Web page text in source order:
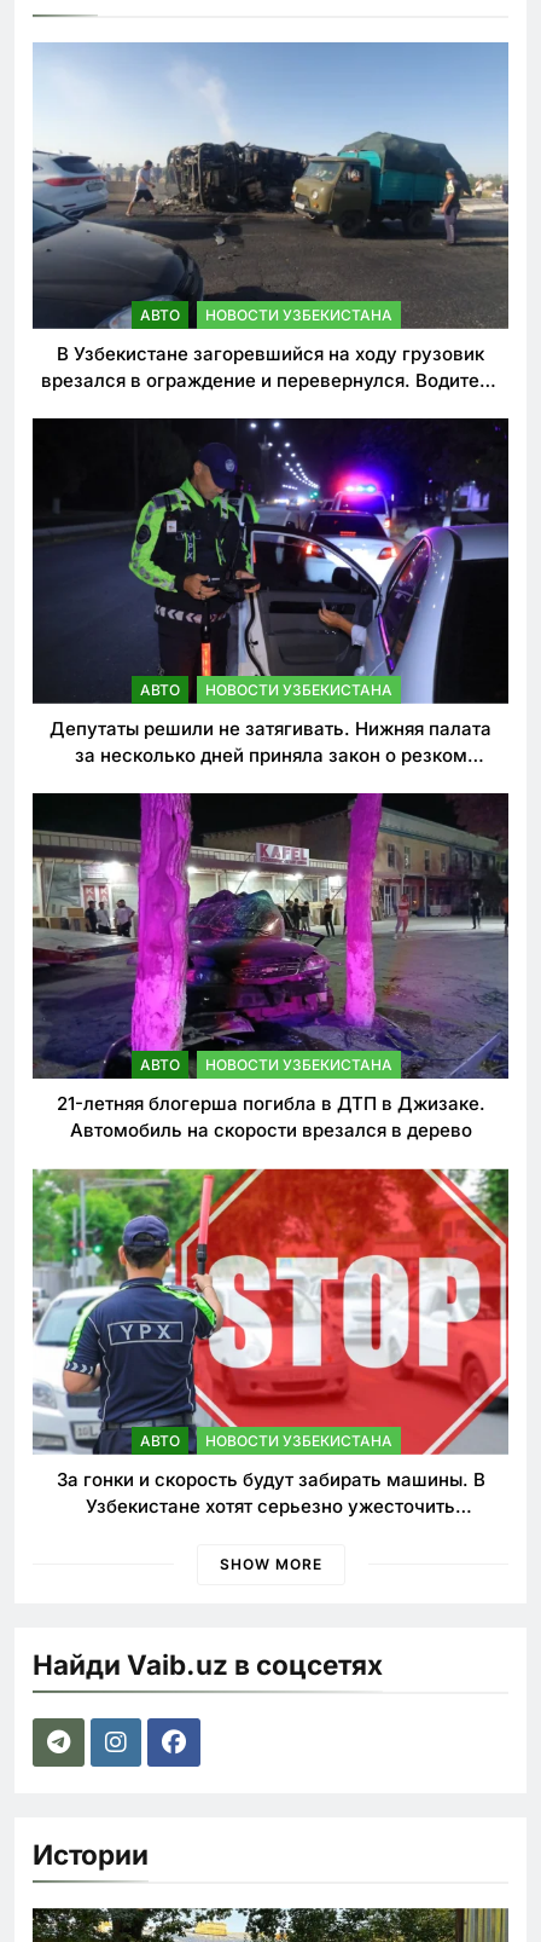
АВТО НОВОСТИ УЗБЕКИСТАНА
В Узбекистане загоревшийся на ходу грузовик
врезался в ограждение и перевернулся. Водитель
АВТО НОВОСТИ УЗБЕКИСТАНА
Депутаты решили не затягивать. Нижняя палата
за несколько дней приняла закон о резком
АВТО НОВОСТИ УЗБЕКИСТАНА
21-летняя блогерша погибла в ДТП в Джизаке.
Автомобиль на скорости врезался в дерево
АВТО НОВОСТИ УЗБЕКИСТАНА
За гонки и скорость будут забирать машины. В
Узбекистане хотят серьезно ужесточить
SHOW MORE
Найди Vaib.uz в соцсетях
Истории